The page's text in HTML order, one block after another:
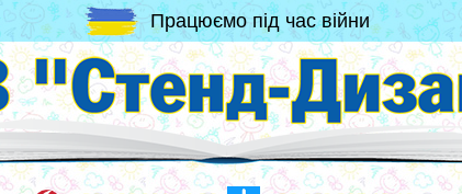
Працюємо під час війни